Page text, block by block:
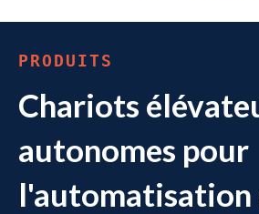
PRODUITS
Chariots
autonomes pour
l'automatisation